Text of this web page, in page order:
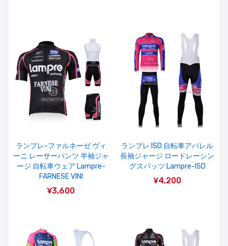
ランプレ-ファルネーゼ ヴィ
ーニ レーサーパンツ 半袖ジャ
ージ 自転車ウェア Lampre-
FARNESE VINI
¥3,600
ランプレ ISD 自転車アパレル
長袖ジャージ ロードレーシン
グスパッツ Lampre-ISD
¥4,200